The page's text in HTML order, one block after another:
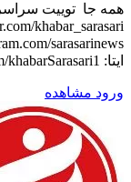
ایتا: eitaa.com/khabarSarasari1
ورود مشاهده